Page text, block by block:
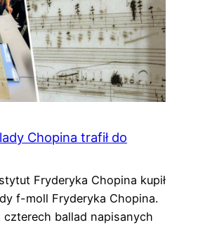
Chopina trafił do
Fryderyka Chopina kupił
f-moll Fryderyka Chopina.
ballad napisanych